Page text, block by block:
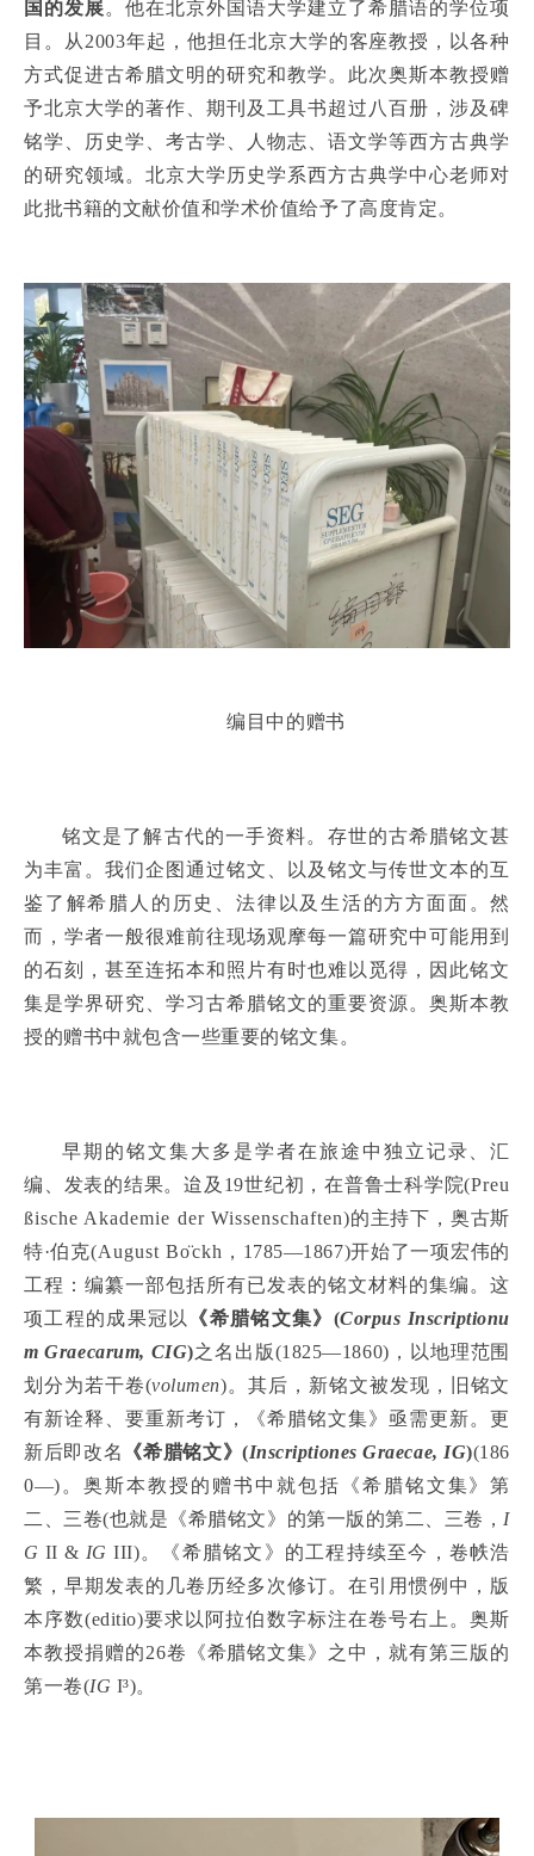
国的发展。他在北京外国语大学建立了希腊语的学位项
目。从2003年起，他担任北京大学的客座教授，以各种
方式促进古希腊文明的研究和教学。此次奥斯本教授赠
予北京大学的著作、期刊及工具书超过八百册，涉及碑
铭学、历史学、考古学、人物志、语文学等西方古典学
的研究领域。北京大学历史学系西方古典学中心老师对
此批书籍的文献价值和学术价值给予了高度肯定。
编目中的赠书
铭文是了解古代的一手资料。存世的古希腊铭文甚
为丰富。我们企图通过铭文、以及铭文与传世文本的互
鉴了解希腊人的历史、法律以及生活的方方面面。然
而，学者一般很难前往现场观摩每一篇研究中可能用到
的石刻，甚至连拓本和照片有时也难以觅得，因此铭文
集是学界研究、学习古希腊铭文的重要资源。奥斯本教
授的赠书中就包含一些重要的铭文集。
早期的铭文集大多是学者在旅途中独立记录、汇
编、发表的结果。迨及19世纪初，在普鲁士科学院(Preu
ßische Akademie der Wissenschaften)的主持下，奥古斯
特·伯克(August Böckh ，1785—1867)开始了一项宏伟的
工程：编纂一部包括所有已发表的铭文材料的集编。这
项工程的成果冠以
《希腊铭文集》(Corpus Inscriptionu
m Graecarum, CIG)之名出版(1825—1860)，以地理范围
划分为若干卷(volumen)。其后，新铭文被发现，旧铭文
有新诠释、要重新考订，《希腊铭文集》亟需更新。更
新后即改名
《希腊铭文》(Inscriptiones Graecae, IG)(186
0—)。奥斯本教授的赠书中就包括《希腊铭文集》第
二、三卷(也就是《希腊铭文》的第一版的第二、三卷，I
G II & IG III)。《希腊铭文》的工程持续至今，卷帙浩
繁，早期发表的几卷历经多次修订。在引用惯例中，版
本序数(editio)要求以阿拉伯数字标注在卷号右上。奥斯
本教授捐赠的26卷《希腊铭文集》之中，就有第三版的
第一卷(IG I³)。